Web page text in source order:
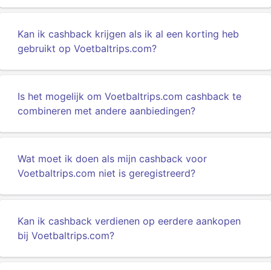
Kan ik cashback krijgen als ik al een korting heb
gebruikt op Voetbaltrips.com?
Is het mogelijk om Voetbaltrips.com cashback te
combineren met andere aanbiedingen?
Wat moet ik doen als mijn cashback voor
Voetbaltrips.com niet is geregistreerd?
Kan ik cashback verdienen op eerdere aankopen
bij Voetbaltrips.com?